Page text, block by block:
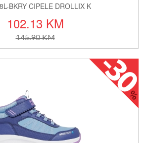
BKRY CIPELE DROLLIX K
102.13 KM
145.90 KM